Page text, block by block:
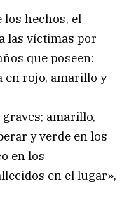
los hechos, el
las víctimas por
que poseen:
en rojo, amarillo y
amarillo,
y verde en los
en los
en el lugar»,